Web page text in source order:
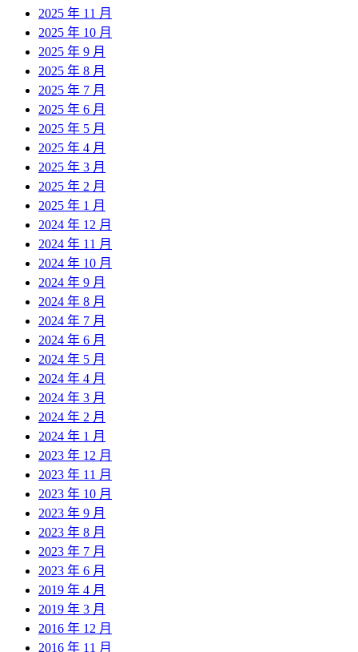
2025 年 11 月
2025 年 10 月
2025 年 9 月
2025 年 8 月
2025 年 7 月
2025 年 6 月
2025 年 5 月
2025 年 4 月
2025 年 3 月
2025 年 2 月
2025 年 1 月
2024 年 12 月
2024 年 11 月
2024 年 10 月
2024 年 9 月
2024 年 8 月
2024 年 7 月
2024 年 6 月
2024 年 5 月
2024 年 4 月
2024 年 3 月
2024 年 2 月
2024 年 1 月
2023 年 12 月
2023 年 11 月
2023 年 10 月
2023 年 9 月
2023 年 8 月
2023 年 7 月
2023 年 6 月
2019 年 4 月
2019 年 3 月
2016 年 12 月
2016 年 11 月